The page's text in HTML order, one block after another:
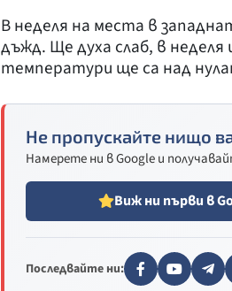
В неделя на места в
дъжд. Ще духа слаб, в
температури ще са над
Не пропускайте нищо
Намерете ни в Google и
Виж ни първи в
Последвайте ни: